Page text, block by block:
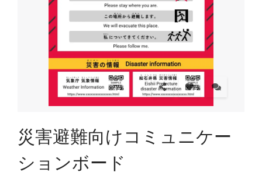
災害避難向けコミュニケー
ションボード